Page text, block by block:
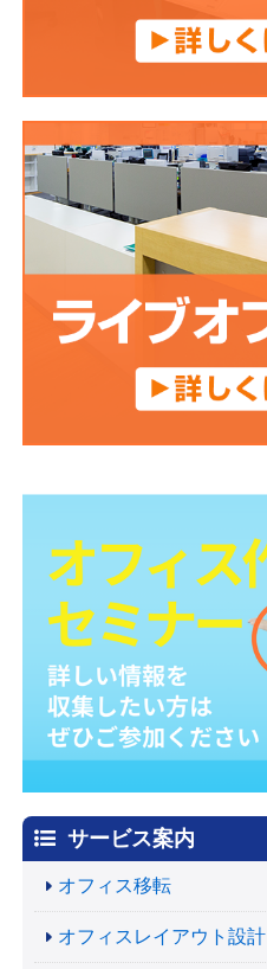
サービス案内
オフィス移転
オフィスレイアウト設計